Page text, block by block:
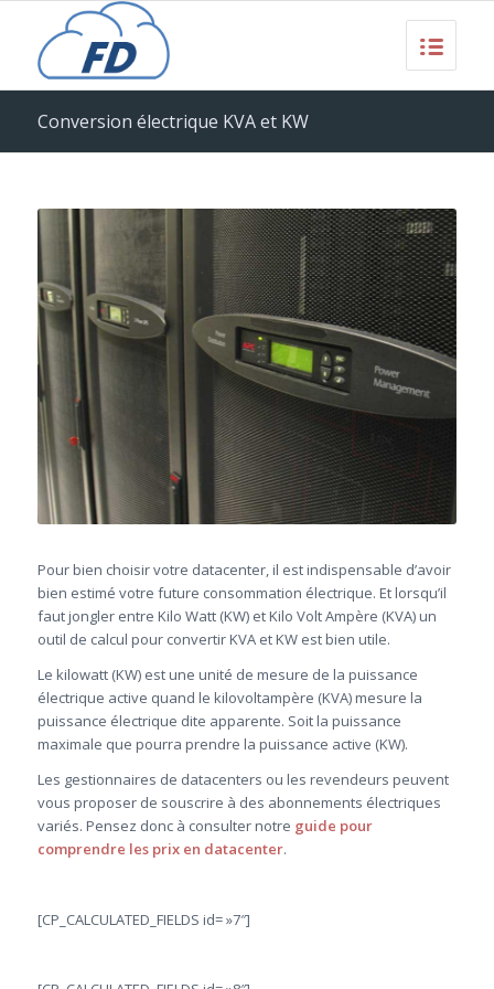
Conversion électrique KVA et KW
Pour bien choisir votre datacenter, il est indispensable d’avoir
bien estimé votre future consommation électrique. Et lorsqu’il
faut jongler entre Kilo Watt (KW) et Kilo Volt Ampère (KVA) un
outil de calcul pour convertir KVA et KW est bien utile.
Le kilowatt (KW) est une unité de mesure de la puissance
électrique active quand le kilovoltampère (KVA) mesure la
puissance électrique dite apparente. Soit la puissance
maximale que pourra prendre la puissance active (KW).
Les gestionnaires de datacenters ou les revendeurs peuvent
vous proposer de souscrire à des abonnements électriques
variés. Pensez donc à consulter notre guide pour
comprendre les prix en datacenter.
[CP_CALCULATED_FIELDS id= »7″]